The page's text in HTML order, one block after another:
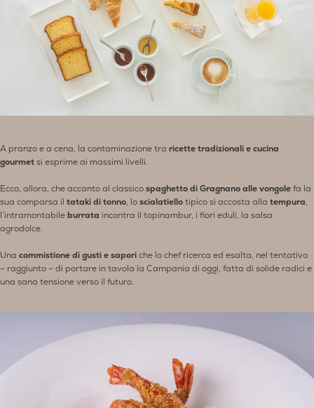
A pranzo e a cena, la contaminazione tra ricette tradizionali e cucina
gourmetsi esprime ai massimi livelli.
Ecco, allora, che accanto al classicospaghetto di Gragnano alle vongolefa la
sua comparsa il tataki di tonno, loscialatiellotipico si accosta alla tempura,
l’intramontabileburrata incontra il topinambur, i fiori eduli, la salsa
agrodolce.
Una commistione di gusti e saporiche lo chef ricerca ed esalta, nel tentativo
– raggiunto – di portare in tavola la Campania di oggi, fatta di solide radici e
una sana tensione verso il futuro.